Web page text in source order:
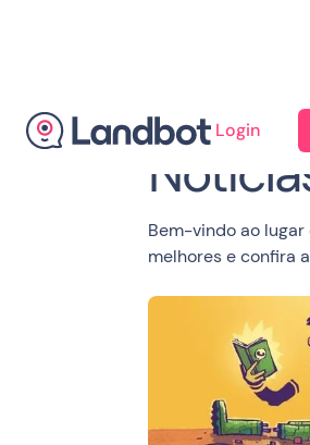
Login
Bem-vindo ao
melhores e confira